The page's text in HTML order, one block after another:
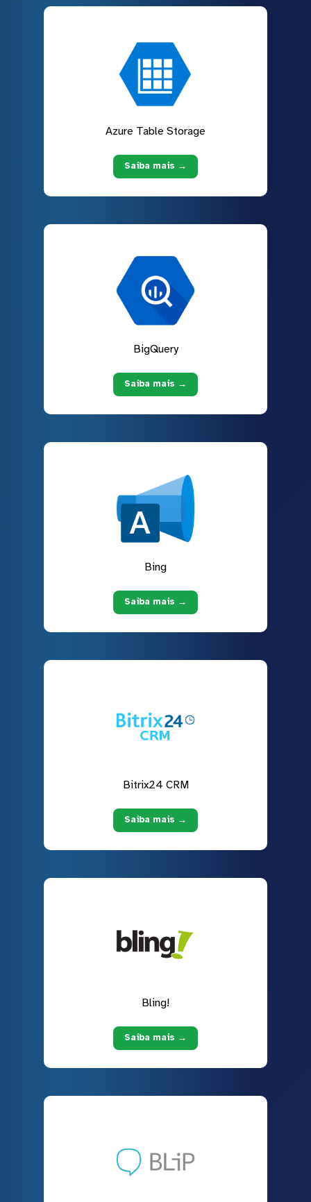
Azure Table Storage
Saiba mais →
BigQuery
Saiba mais →
Bing
Saiba mais →
Bitrix24 CRM
Saiba mais →
Bling!
Saiba mais →